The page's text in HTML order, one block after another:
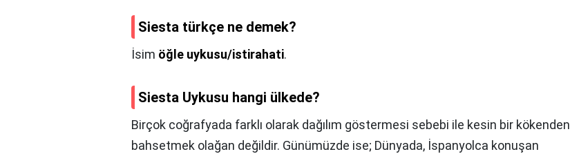
Siesta türkçe ne demek?
İsim öğle uykusu/istirahati.
Siesta Uykusu hangi ülkede?
Birçok coğrafyada farklı olarak dağılım göstermesi sebebi ile kesin bir kökenden
bahsetmek olağan değildir. Günümüzde ise; Dünyada, İspanyolca konuşan